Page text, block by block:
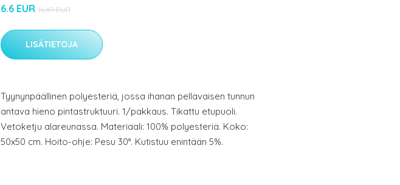
6.6 EUR 16.49 EUR
LISÄTIETOJA
Tyynynpäällinen polyesteriä, jossa ihanan pellavaisen tunnun
antava hieno pintastruktuuri. 1/pakkaus. Tikattu etupuoli.
Vetoketju alareunassa. Materiaali: 100% polyesteriä. Koko:
50x50 cm. Hoito-ohje: Pesu 30°. Kutistuu enintään 5%.